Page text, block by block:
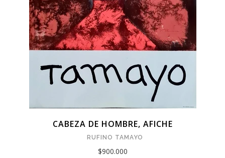
CABEZA DE HOMBRE, AFICHE
RUFINO TAMAYO
$900.000